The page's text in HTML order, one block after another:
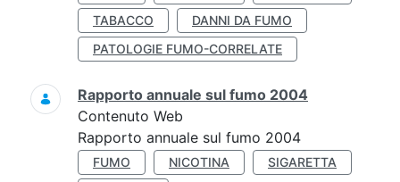
TABACCO
DANNI DA FUMO
PATOLOGIE FUMO-CORRELATE
Rapporto annuale sul fumo 2004
Contenuto Web
Rapporto annuale sul fumo 2004
FUMO NICOTINA
SIGARETTA